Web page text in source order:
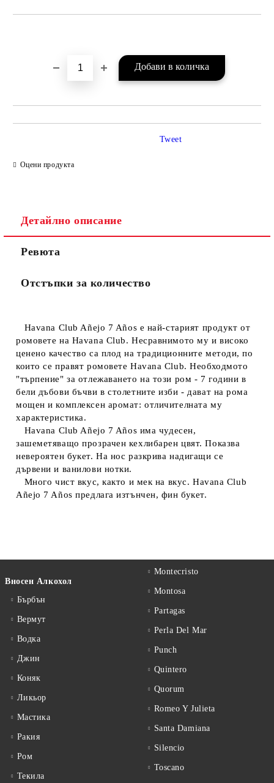
Оцени продукта
Tweet
Детайлно описание
Ревюта
Отстъпки за количество
Havana Club Añejo 7 Años e най-старият продукт от
ромовете на Havana Club. Несравнимото му и високо
ценено качество са плод на традиционните методи, по
които се правят ромовете Havana Club. Необходмото
"търпение" за отлежаването на този ром - 7 години в
бели дъбови бъчви в столетните изби - дават на рома
мощен и комплексен аромат: отличителната му
характеристика.
Havana Club Añejo 7 Años има чудесен,
зашеметяващо прозрачен кехлибарен цвят. Показва
невероятен букет. На нос разкрива надигащи се
дървени и ванилови нотки.
Много чист вкус, както и мек на вкус. Havana Club
Añejo 7 Años предлага изтънчен, фин букет.
Вносен Алкохол
Бърбън
Вермут
Водка
Джин
Коняк
Ликьор
Мастика
Ракия
Ром
Текила
Montecristo
Montosa
Partagas
Perla Del Mar
Punch
Quintero
Quorum
Romeo Y Julieta
Santa Damiana
Silencio
Toscano